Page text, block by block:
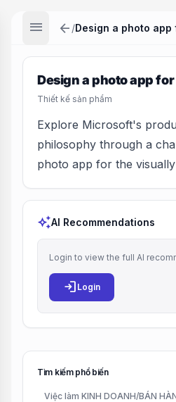
menu arrow_back /
Design a photo app
Thiết kế sản phẩm
Explore Microsoft's
philosophy through a
photo app for the
auto_awesomeAI Recommendations
Login to view the full AI
login Login
Tìm kiếm phổ biến
Việc làm KINH DOANH/BÁN